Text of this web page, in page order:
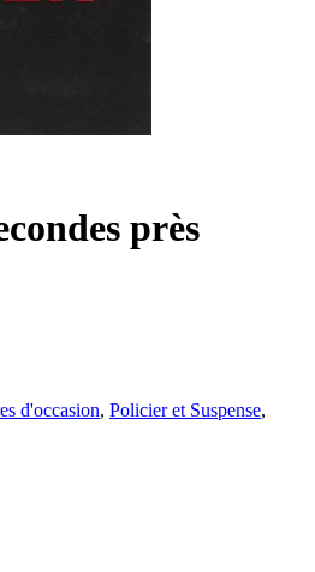
près
d'occasion, Policier et Suspense,